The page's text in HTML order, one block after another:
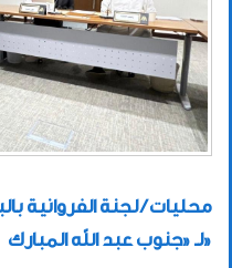
لـ «جنوب عبد الله المبارك»